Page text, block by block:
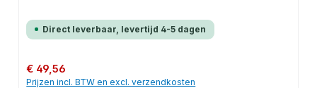
Direct leverbaar, levertijd 4-5 dagen
Normale prijs:
€ 49,56
Prijzen incl. BTW en excl. verzendkosten